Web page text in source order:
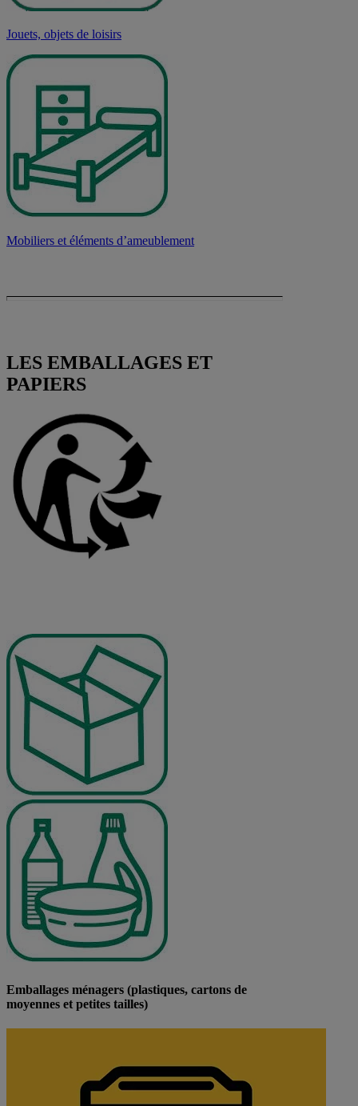
Jouets, objets de loisirs
Mobiliers et éléments d’ameublement
LES EMBALLAGES ET
PAPIERS
Emballages ménagers (plastiques, cartons de
moyennes et petites tailles)